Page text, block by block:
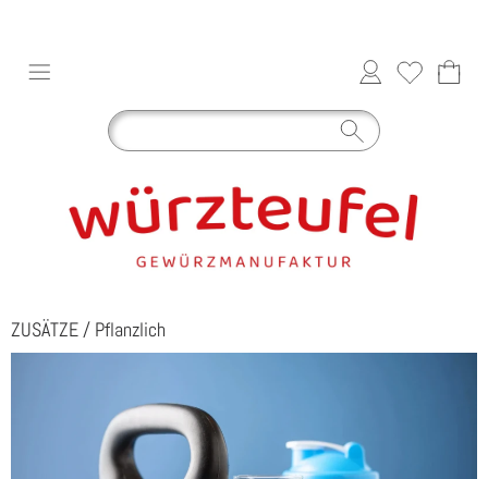
ZUSÄTZE / Pflanzlich